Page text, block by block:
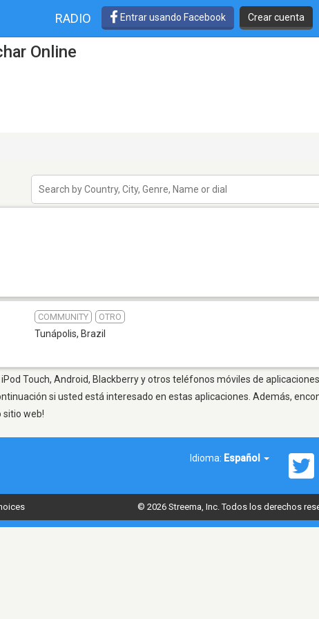
RADIO Entrar usando Facebook Crear cuenta
Online
COMMUNITY OTRO
Tunápolis, Brazil
Touch, Android, Blackberry y otros teléfonos móviles de aplicaciones
si usted está interesado en estas aplicaciones. Además,
sitio web!
Idioma: Español
© 2026 Streema, Inc. Todos los derechos